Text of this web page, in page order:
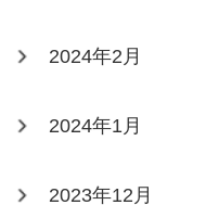
2024年2月
2024年1月
2023年12月